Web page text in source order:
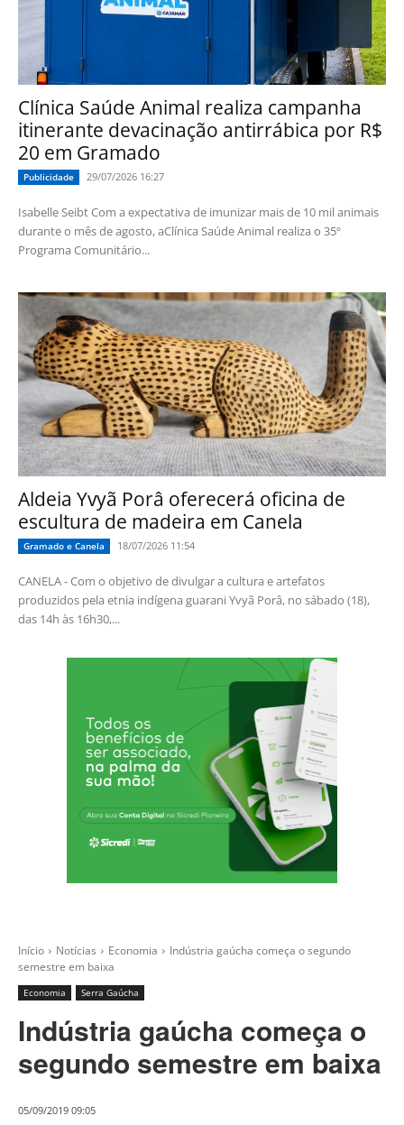
Clínica Saúde Animal realiza campanha
itinerante devacinação antirrábica por R$
20 em Gramado
Publicidade 29/07/2026 16:27
Isabelle Seibt Com a expectativa de imunizar mais de 10 mil animais
durante o mês de agosto, aClínica Saúde Animal realiza o 35º
Programa Comunitário...
Aldeia Yvyã Porâ oferecerá oficina de
escultura de madeira em Canela
Gramado e Canela 18/07/2026 11:54
CANELA - Com o objetivo de divulgar a cultura e artefatos
produzidos pela etnia indígena guarani Yvyã Porâ, no sábado (18),
das 14h às 16h30,...